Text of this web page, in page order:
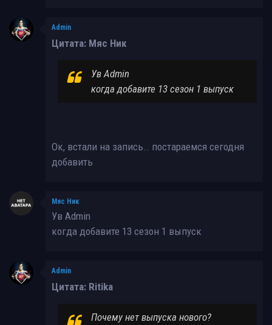
Admin
Цитата: Мяс Ник
Ув Admin
когда добавите 13 сезон 1 выпуск
Ок, встали на запись.. постараемся сегодня
добавить
Мяс Ник
Ув Admin
когда добавите 13 сезон 1 выпуск
Admin
Цитата: Ritika
Почему нет выпуска нового?